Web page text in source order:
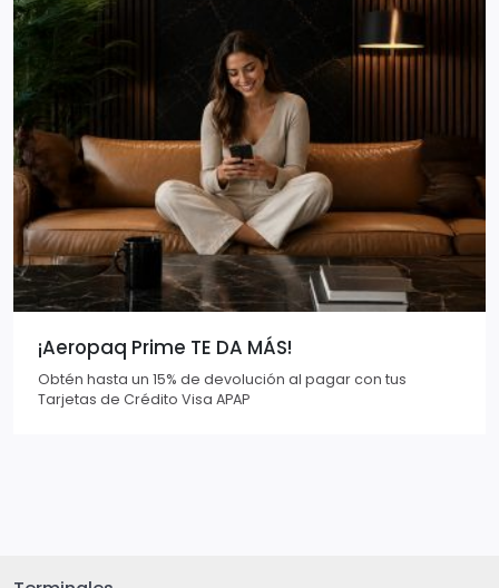
¡Aeropaq Prime TE DA MÁS!
Obtén hasta un 15% de devolución al pagar con tus
Tarjetas de Crédito Visa APAP